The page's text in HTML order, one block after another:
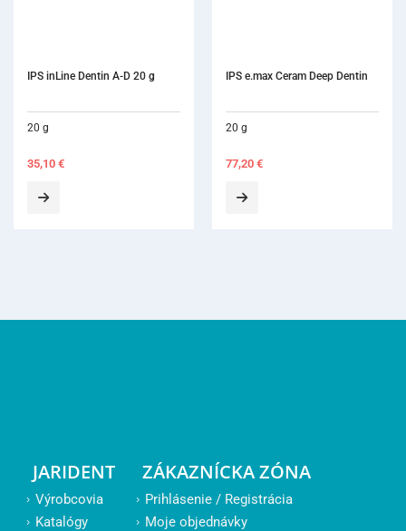
IPS inLine Dentin A-D 20 g
20 g
35,10 €
IPS e.max Ceram Deep Dentin
20 g
77,20 €
JARIDENT
Výrobcovia
Katalógy
ZÁKAZNÍCKA ZÓNA
Prihlásenie / Registrácia
Moje objednávky